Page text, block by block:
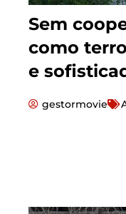
Sem
como
e
gestormovie